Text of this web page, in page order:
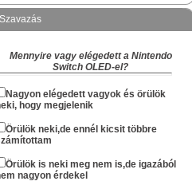
09 : 17:29
Hi!
van kedved hangolódni az ünnepekre, az
megírhatja a készülődés és a Karácsony
hangulatát, hogy kinek hogyan zajlik
csak nem halt ki véglegesen az oldal.
Norbi(HUN)
13 : 22:57
stewe81
Szavazás
Mennyire vagy elégedett a Nintendo
Switch OLED-el?
Nagyon elégedett vagyok és örülök
hogy megjelenik
Örülök neki,de ennél kicsit többre
Örülök is neki meg nem is,de igazából
nagyon érdekel